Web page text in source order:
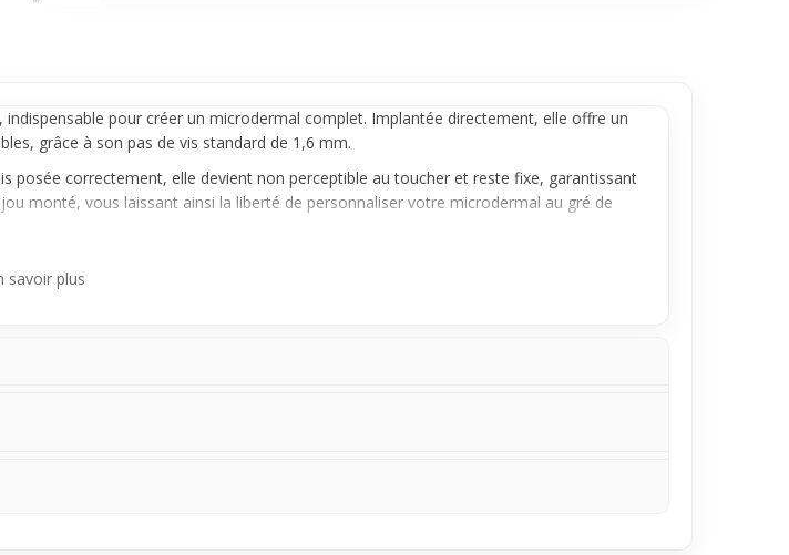
pour créer un microdermal complet. Implantée directement, elle offre un
grâce à son pas de vis standard de 1,6 mm.
correctement, elle devient non perceptible au toucher et reste fixe, garantissant
monté, vous laissant ainsi la liberté de personnaliser votre microdermal au gré de
pour tous ceux qui souhaitent un
savoir plus